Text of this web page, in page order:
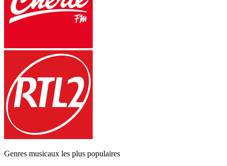
Genres musicaux les plus populaires